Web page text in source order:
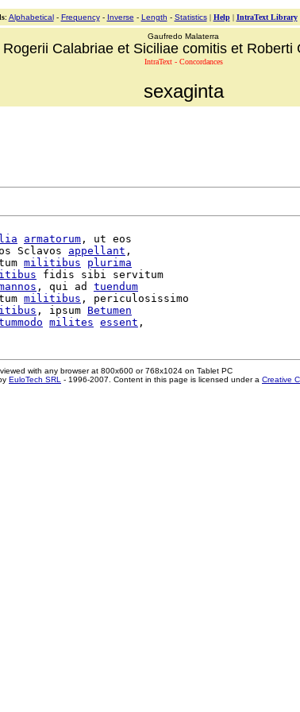
: Alphabetical- Frequency- Inverse - Length - Statistics| Help| IntraText Library
Gaufredo Malaterra
Calabriae et Siciliae comitis et Roberti
IntraText - Concordances
sexaginta
armatorum , ut eos
Sclavos appellant ,
militibus
plurima
fidis sibi servitum
, qui ad tuendum
militibus , periculosissimo
, ipsum Betumen
milites essent
with any browser at 800x600 or 768x1024 on Tablet PC
EuloTech SRL - 1996-2007. Content in this page is licensed under a Creative